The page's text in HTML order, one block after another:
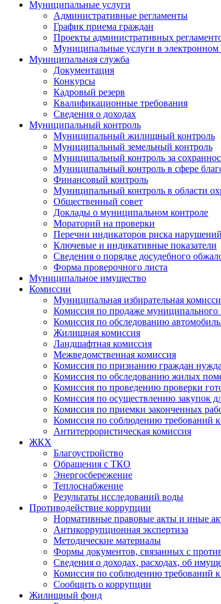
Муниципальные услуги
Административные регламенты
График приема граждан
Проекты административных
Муниципальные услуги в электронном
Муниципальная служба
Документация
Конкурсы
Кадровый резерв
Квалификационные требования
Сведения о доходах
Муниципальный контроль
Муниципальный жилищный контроль
Муниципальный земельный контроль
Муниципальный контроль за
Муниципальный контроль в сфере
Финансовый контроль
Муниципальный контроль в области
Общественный совет
Доклады о муниципальном контроле
Мораторий на проверки
Перечни индикаторов риска
Ключевые и индикативные показатели
Сведения о порядке досудебного
Форма проверочного листа
Муниципальное имущество
Комиссии
Муниципальная избирательная
Комиссия по продаже муниципального
Комиссия по обследованию
Жилищная комиссия
Ландшафтная комиссия
Межведомственная комиссия
Комиссия по признанию граждан
Комиссия по обследованию жилых
Комиссия по проведению проверки
Комиссия по осуществлению закупок
Комиссия по приемки законченных
Комиссия по соблюдению требований
Антитеррористическая комиссия
ЖКХ
Благоустройство
Обращения с ТКО
Энергосбережение
Теплоснабжение
Результаты исследований воды
Противодействие коррупции
Нормативные правовые акты и иные
Антикоррупционная экспертиза
Методические материалы
Формы документов, связанных с
Сведения о доходах, расходах, об
Комиссия по соблюдению требований
Сообщить о коррупции
Жилищный фонд